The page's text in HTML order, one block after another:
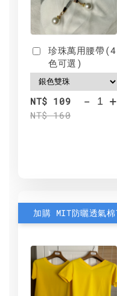
珍珠萬用腰帶(4
色可選)
NT$ 109
NT$ 160
- +